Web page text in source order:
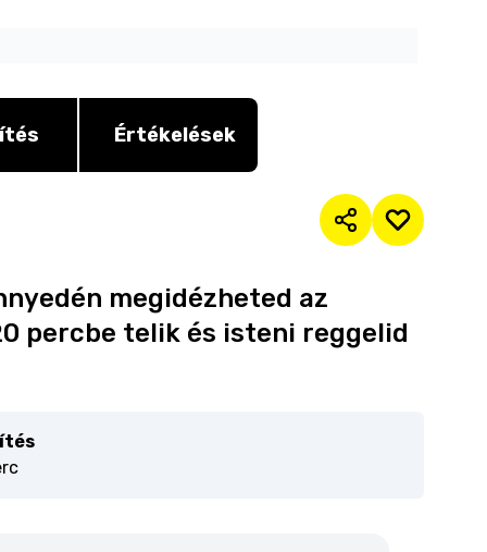
Értékelések
megidézheted az
percbe telik és isteni reggelid